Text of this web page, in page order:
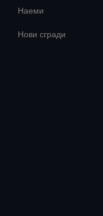
Наеми
Нови сгради